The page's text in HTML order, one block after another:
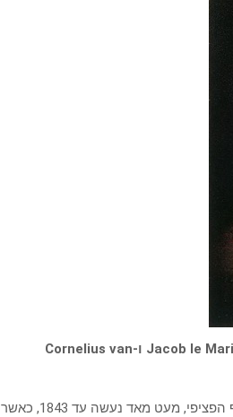
Jacob le ו-Cornelius van
למרות שצ’ילה העצמאית תבעה את כל הטריטוריות הדרומיות לאורך החוף הפציפי, מעט מאד נעשה עד 1843, כאשר